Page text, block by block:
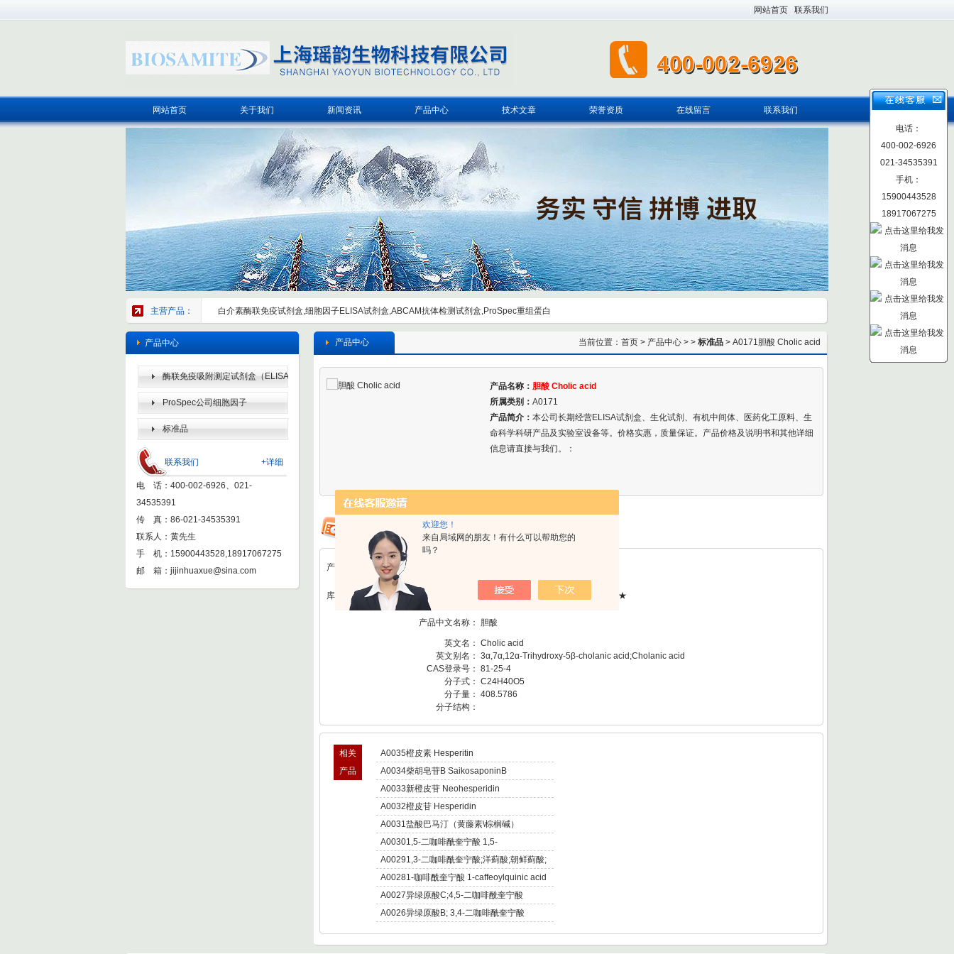
欢迎您！
来自局域网的朋友！有什么可以帮助您的
吗？
网站首页 联系我们
网站首页 关于我们 新闻资讯 产品中心 技术文章 荣誉资质 在线留言 联系我们
主营产品： 白介素酶联免疫试剂盒,细胞因子ELISA试剂盒,ABCAM抗体检测试剂盒,ProSpec重组蛋白
产品中心
酶联免疫吸附测定试剂盒（ELISA
KIT） ProSpec公司细胞因子
标准品
+详细
联系我们
电 话：400-002-6926、021-
34535391
传 真：86-021-34535391
联系人：黄先生
手 机：15900443528,18917067275
邮 箱： jijinhuaxue@sina.com
当前位置： 首页 > 产品中心 > > 标准品 > A0171胆酸 Cholic acid
产品中心
产品名称： 胆酸 Cholic acid
所属类别： A0171
产品简介： 本公司长期经营ELISA试剂盒、生化试剂、有机中间体、医药化工原料、生
命科学科研产品及实验室设备等。价格实惠，质量保证。产品价格及说明书和其他详细
信息请直接与我们。：
产品详情
库存：A0171 检测方法及含量：HPLC≥98%规格：20mg/支 单价：★现货★
产品中文名称： 胆酸
英文名： Cholic acid
英文别名： 3α,7α,12α-Trihydroxy-5β-cholanic acid;Cholanic acid
CAS登录号： 81-25-4
分子式： C24H40O5
分子量： 408.5786
分子结构：
相关
产品
A0035橙皮素 Hesperitin
A0034柴胡皂苷B SaikosaponinB
A0033新橙皮苷 Neohesperidin
A0032橙皮苷 Hesperidin
A0031盐酸巴马汀（黄藤素\棕榈碱）
Palmatine hydrochloride
A00301,5-二咖啡酰奎宁酸 1,5-
Dicaffeoylquinic acid
A00291,3-二咖啡酰奎宁酸;洋蓟酸;朝鲜蓟酸;
朝蓟素;菜蓟素 Cynarin
A00281-咖啡酰奎宁酸 1-caffeoylquinic acid
A0027异绿原酸C;4,5-二咖啡酰奎宁酸
Isochlorogenic acid C
A0026异绿原酸B; 3,4-二咖啡酰奎宁酸
电话：
400-002-6926
021-34535391
手机：
15900443528
18917067275